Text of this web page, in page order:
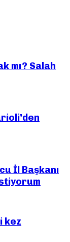
mı? Salah
İl Başkanı
kez